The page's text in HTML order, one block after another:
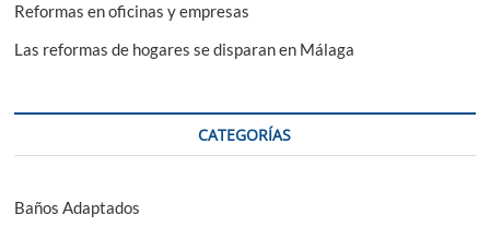
Reformas en oficinas y empresas
Las reformas de hogares se disparan en Málaga
CATEGORÍAS
Baños Adaptados